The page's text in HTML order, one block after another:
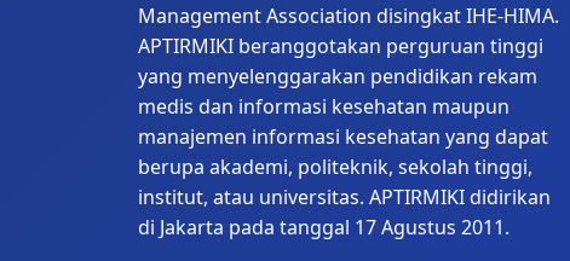
Management Association disingkat IHE-HIMA.
APTIRMIKI beranggotakan perguruan tinggi
yang menyelenggarakan pendidikan rekam
medis dan informasi kesehatan maupun
manajemen informasi kesehatan yang dapat
berupa akademi, politeknik, sekolah tinggi,
institut, atau universitas. APTIRMIKI didirikan
di Jakarta pada tanggal 17 Agustus 2011.